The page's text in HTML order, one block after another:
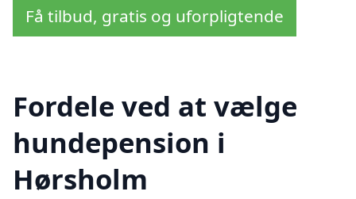
Få tilbud, gratis og uforpligtende
Fordele ved at vælge
hundepension i
Hørsholm